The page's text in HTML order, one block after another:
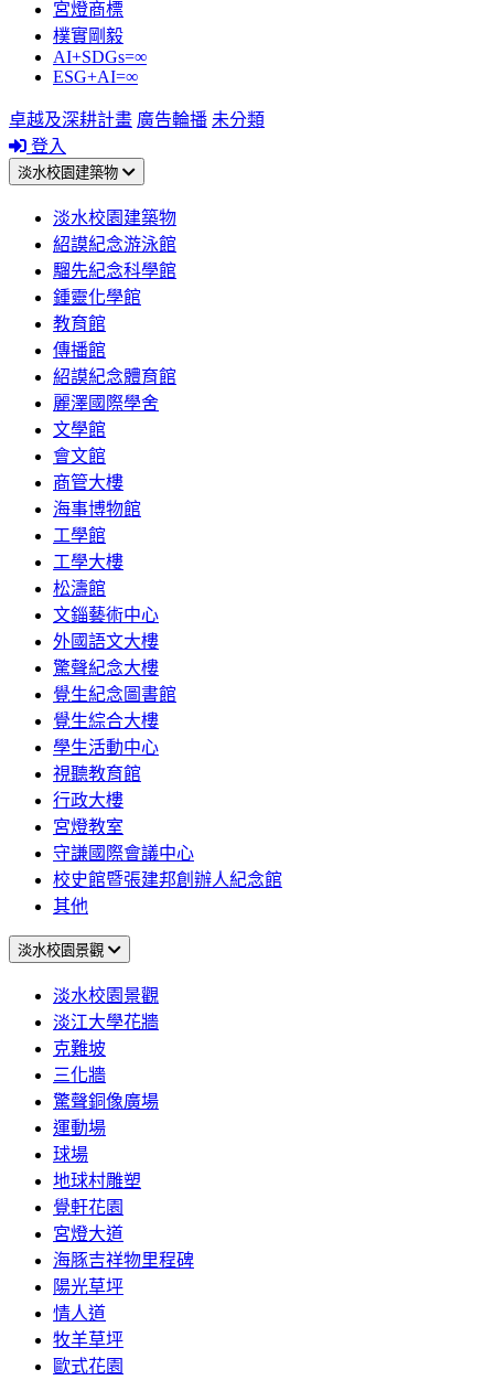
宮燈商標
樸實剛毅
AI+SDGs=∞
ESG+AI=∞
卓越及深耕計畫 廣告輪播 未分類
登入
淡水校園建築物
淡水校園建築物
紹謨紀念游泳館
騮先紀念科學館
鍾靈化學館
教育館
傳播館
紹謨紀念體育館
麗澤國際學舍
文學館
會文館
商管大樓
海事博物館
工學館
工學大樓
松濤館
文錙藝術中心
外國語文大樓
驚聲紀念大樓
覺生紀念圖書館
覺生綜合大樓
學生活動中心
視聽教育館
行政大樓
宮燈教室
守謙國際會議中心
校史館暨張建邦創辦人紀念館
其他
淡水校園景觀
淡水校園景觀
淡江大學花牆
克難坡
三化牆
驚聲銅像廣場
運動場
球場
地球村雕塑
覺軒花園
宮燈大道
海豚吉祥物里程碑
陽光草坪
情人道
牧羊草坪
歐式花園